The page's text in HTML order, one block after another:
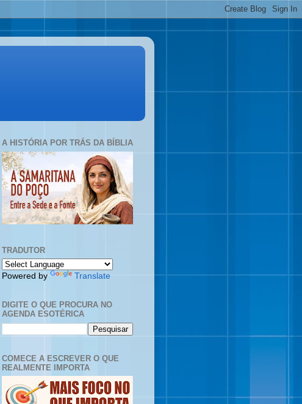
A HISTÓRIA POR TRÁS DA BÍBLIA
TRADUTOR
Powered by Translate
DIGITE O QUE PROCURA NO
AGENDA ESOTÉRICA
COMECE A ESCREVER O QUE
REALMENTE IMPORTA